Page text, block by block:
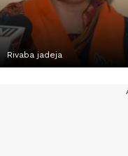
Rivaba jadeja